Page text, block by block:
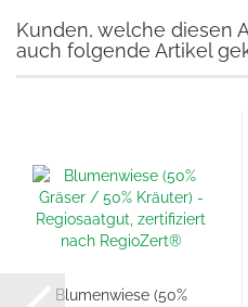
Kunden, welche diesen
auch folgende Artikel
Blumenwiese (50%